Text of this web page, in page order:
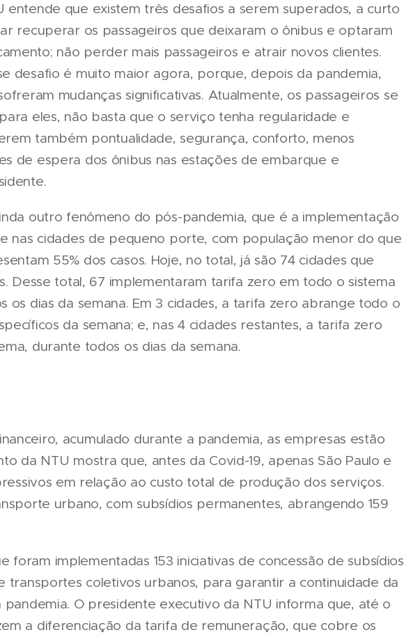
entende que existem três desafios a serem superados, a curto
recuperar os passageiros que deixaram o ônibus e optaram
não perder mais passageiros e atrair novos clientes.
desafio é muito maior agora, porque, depois da pandemia,
mudanças significativas. Atualmente, os passageiros se
eles, não basta que o serviço tenha regularidade e
também pontualidade, segurança, conforto, menos
de espera dos ônibus nas estações de embarque e
outro fenômeno do pós-pandemia, que é a implementação
nas cidades de pequeno porte, com população menor do que
55% dos casos. Hoje, no total, já são 74 cidades que
Desse total, 67 implementaram tarifa zero em todo o sistema
os dias da semana. Em 3 cidades, a tarifa zero abrange todo o
da semana; e, nas 4 cidades restantes, a tarifa zero
durante todos os dias da semana.
acumulado durante a pandemia, as empresas estão
da NTU mostra que, antes da Covid-19, apenas São Paulo e
em relação ao custo total de produção dos serviços.
urbano, com subsídios permanentes, abrangendo 159
foram implementadas 153 iniciativas de concessão de subsídios
transportes coletivos urbanos, para garantir a continuidade da
O presidente executivo da NTU informa que, até o
a diferenciação da tarifa de remuneração, que cobre os